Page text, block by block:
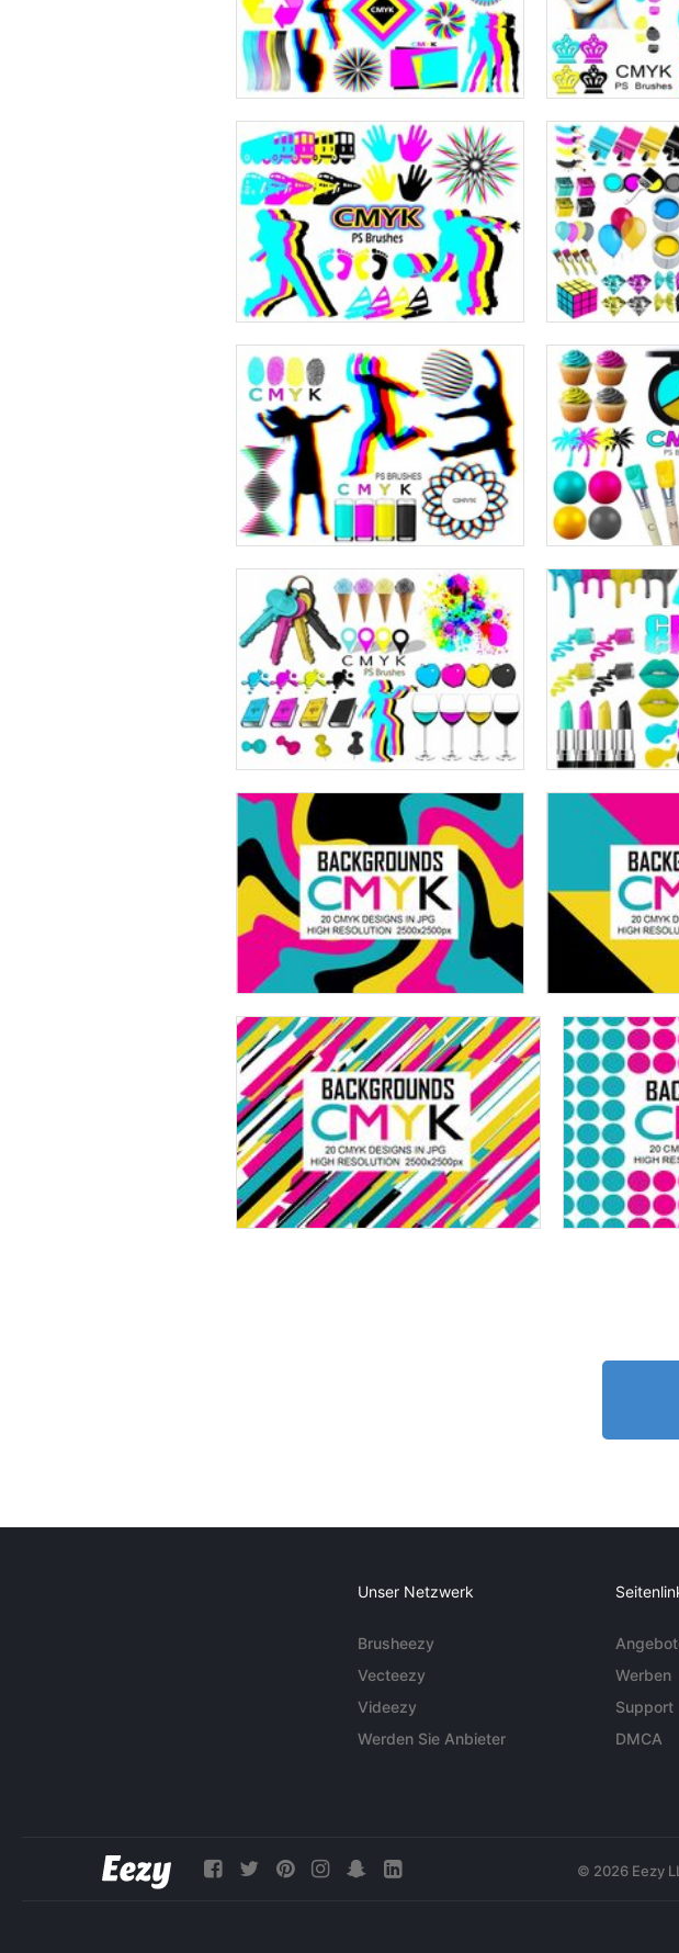
Unser Netzwerk
Brusheezy
Vecteezy
Videezy
Werden Sie Anbieter
Werben
Support
DMCA
© 2026 Eezy